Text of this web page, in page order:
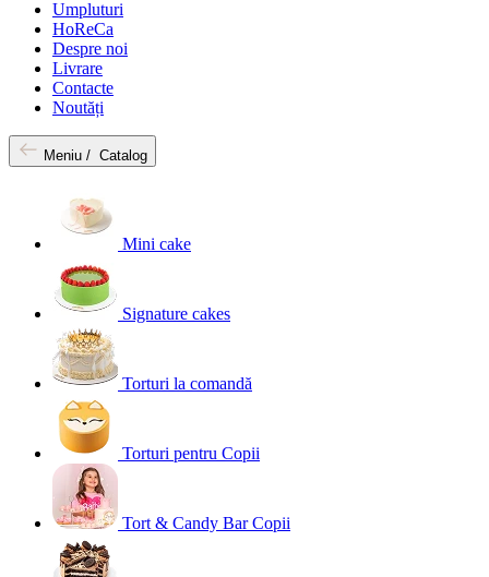
Umpluturi
HoReCa
Despre noi
Livrare
Contacte
Noutăți
Meniu / Catalog
Mini cake
Signature cakes
Torturi la comandă
Torturi pentru Copii
Tort & Candy Bar Copii